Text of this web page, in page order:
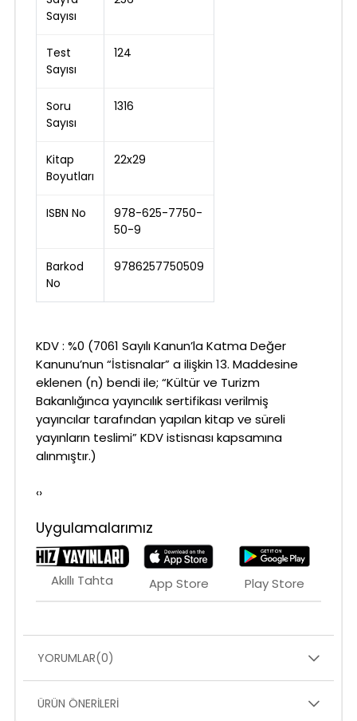
Sayısı
Test
Sayısı
124
Soru
Sayısı
1316
Kitap
Boyutları
22x29
ISBN No
978-625-7750-
50-9
Barkod
No
9786257750509
KDV : %0 (7061 Sayılı Kanun’la Katma Değer
Kanunu’nun “İstisnalar” a ilişkin 13. Maddesine
eklenen (n) bendi ile; “Kültür ve Turizm
Bakanlığınca yayıncılık sertifikası verilmiş
yayıncılar tarafından yapılan kitap ve süreli
yayınların teslimi” KDV istisnası kapsamına
alınmıştır.)
‹›
Uygulamalarımız
Akıllı Tahta App Store Play Store
YORUMLAR(0)
ÜRÜN ÖNERILERI